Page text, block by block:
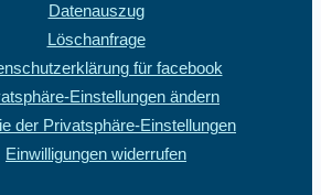
Datenauszug
Löschanfrage
für facebook
Einstellungen ändern
der Privatsphäre-Einstellungen
Einwilligungen widerrufen